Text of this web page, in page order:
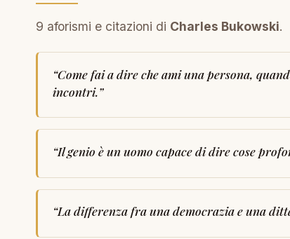
9 aforismi e citazioni di Charles Bukowski.
“Come fai a dire che ami una persona,
incontri.”
“Il genio è un uomo capace di dire cose
“La differenza fra una democrazia e una